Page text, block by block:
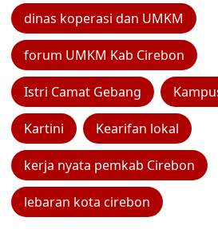
dinas koperasi dan UMKM
forum UMKM Kab Cirebon
Istri Camat Gebang
Kartini Kearifan lokal
kerja nyata pemkab Cirebon
lebaran kota cirebon